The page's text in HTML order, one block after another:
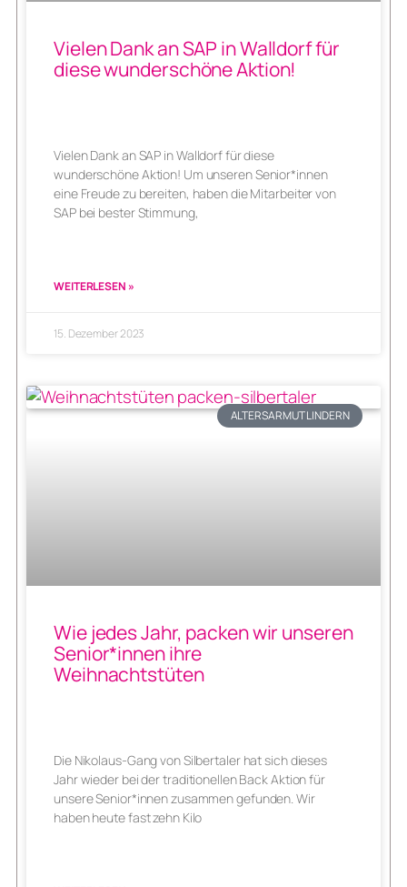
Vielen Dank an SAP in Walldorf für
diese wunderschöne Aktion!
Vielen Dank an SAP in Walldorf für diese
wunderschöne Aktion! Um unseren Senior*innen
eine Freude zu bereiten, haben die Mitarbeiter von
SAP bei bester Stimmung,
WEITERLESEN »
15. Dezember 2023
ALTERSARMUT LINDERN
Wie jedes Jahr, packen wir unseren
Senior*innen ihre
Weihnachtstüten
Die Nikolaus-Gang von Silbertaler hat sich dieses
Jahr wieder bei der traditionellen Back Aktion für
unsere Senior*innen zusammen gefunden. Wir
haben heute fast zehn Kilo